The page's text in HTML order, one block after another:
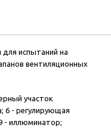
испытаний на
вентиляционных
участок
6 - регулирующая
- иллюминатор;